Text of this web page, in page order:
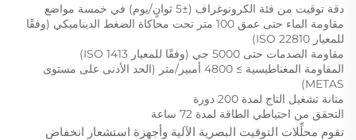
دقة توقيت من فئة الكرونوغراف (±5 ثوانٍ/يوم) في خمسة مواضع
مقاومة الماء حتى عمق 100 متر تحت محاكاة الضغط الديناميكي (وفقًا
للمعيار ISO 22810)
مقاومة الصدمات حتى 5000 جي (وفقًا للمعيار ISO 1413)
المقاومة المغناطيسية ≥ 4800 أمبير/متر (الحد الأدنى على مستوى
METAS)
متانة تشغيل التاج لمدة 200 دورة
التحقق من احتياطي الطاقة لمدة 72 ساعة
تقوم محلِّلات التوقيت البصرية الآلية وأجهزة استشعار انخفاض